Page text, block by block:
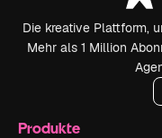
Die kreative Plattform,
Mehr als 1 Million
Produkte